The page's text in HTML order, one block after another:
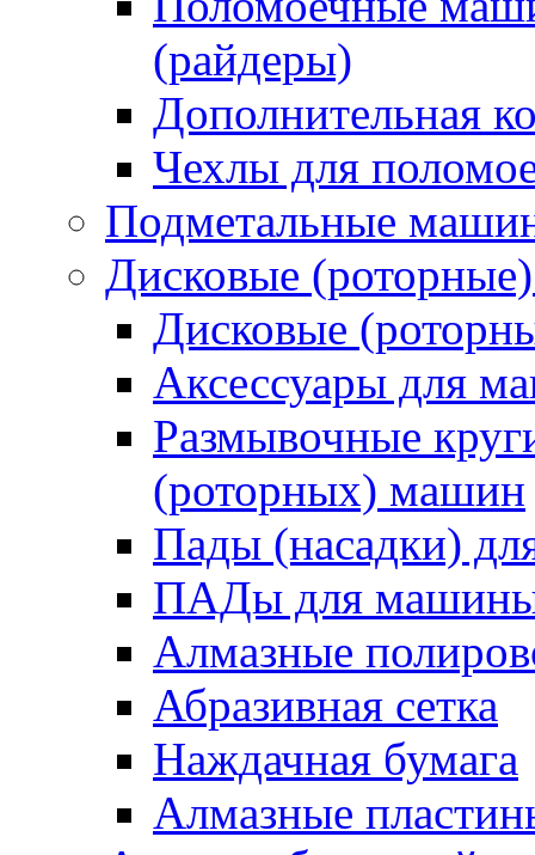
(райдеры)
Дополнительная
Чехлы для
Подметальные
Дисковые
Дисковые
Аксессуары для
Размывочные
(роторных) машин
Пады (насадки)
ПАДы для
Алмазные
Абразивная сетка
Наждачная бумага
Алмазные